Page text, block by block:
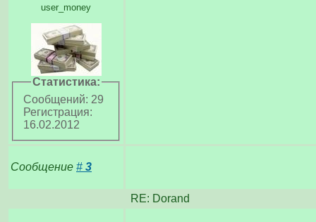
user_money
Статистика:
Сообщений: 29
Регистрация:
16.02.2012
Сообщение # 3
RE: Dorand